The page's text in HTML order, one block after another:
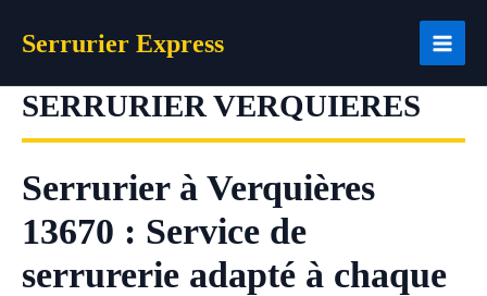
Serrurier Express
SERRURIER VERQUIERES
Serrurier à Verquières
13670 : Service de
serrurerie adapté à chaque